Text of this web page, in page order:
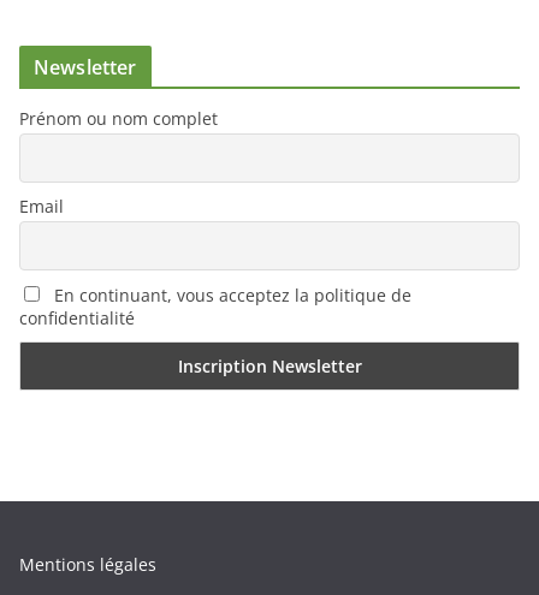
Newsletter
Prénom ou nom complet
Email
En continuant, vous acceptez la politique de
confidentialité
Mentions légales